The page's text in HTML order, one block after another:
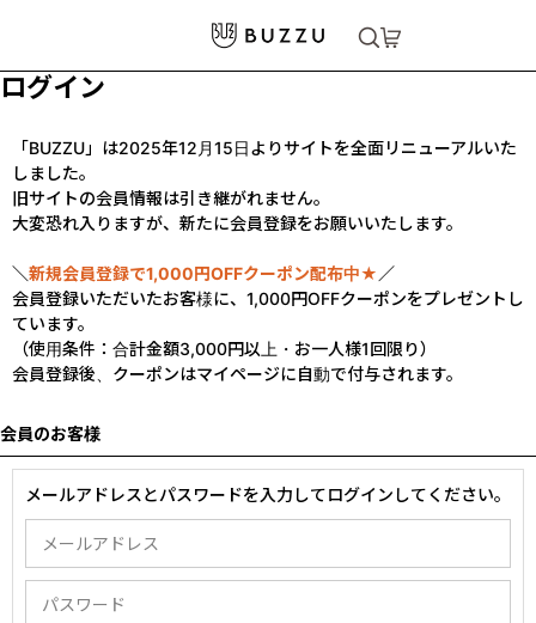
ログイン
「BUZZU」は2025年12月15日よりサイトを全面リニューアルいた
しました。
旧サイトの会員情報は引き継がれません。
大変恐れ入りますが、新たに会員登録をお願いいたします。
＼新規会員登録で1,000円OFFクーポン配布中★ ／
会員登録いただいたお客様に、1,000円OFFクーポンをプレゼントし
ています。
（使用条件：合計金額3,000円以上・お一人様1回限り）
会員登録後、クーポンはマイページに自動で付与されます。
会員のお客様
メールアドレスとパスワードを入力してログインしてください。